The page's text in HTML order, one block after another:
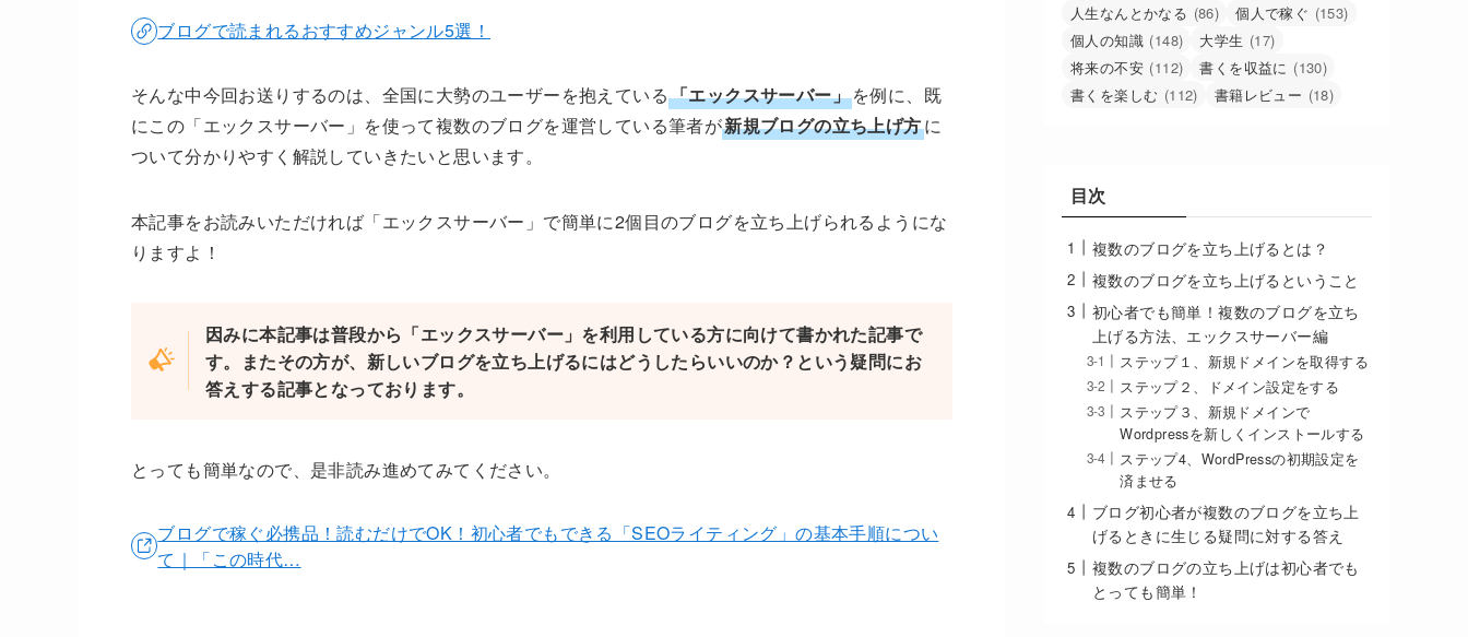
ブログで読まれるおすすめジャンル5選！
そんな中今回お送りするのは、全国に大勢のユーザーを抱えている「エックスサーバー」を例に、既
にこの「エックスサーバー」を使って複数のブログを運営している筆者が新規ブログの立ち上げ方に
ついて分かりやすく解説していきたいと思います。
本記事をお読みいただければ「エックスサーバー」で簡単に2個目のブログを立ち上げられるようにな
りますよ！
因みに本記事は普段から「エックスサーバー」を利用している方に向けて書かれた記事で
す。またその方が、新しいブログを立ち上げるにはどうしたらいいのか？という疑問にお
答えする記事となっております。
とっても簡単なので、是非読み進めてみてください。
ブログで稼ぐ必携品！読むだけでOK！初心者でもできる「SEOライティング」の基本手順につい
て｜「この時代…
人生なんとかなる (86) 個人で稼ぐ (153)
個人の知識 (148) 大学生 (17)
将来の不安 (112) 書くを収益に (130)
書くを楽しむ (112) 書籍レビュー (18)
目次
複数のブログを立ち上げるとは？
複数のブログを立ち上げるということ
初心者でも簡単！複数のブログを立ち
上げる方法、エックスサーバー編
ステップ１、新規ドメインを取得する
ステップ２、ドメイン設定をする
ステップ３、新規ドメインで
Wordpressを新しくインストールする
ステップ4、WordPressの初期設定を
済ませる
ブログ初心者が複数のブログを立ち上
げるときに生じる疑問に対する答え
複数のブログの立ち上げは初心者でも
とっても簡単！